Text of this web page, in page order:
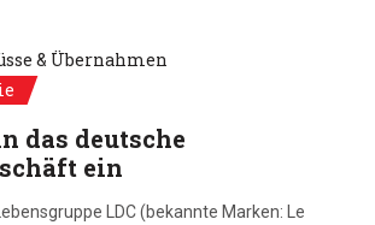
& Übernahmen
das deutsche
ein
LDC (bekannte Marken: Le